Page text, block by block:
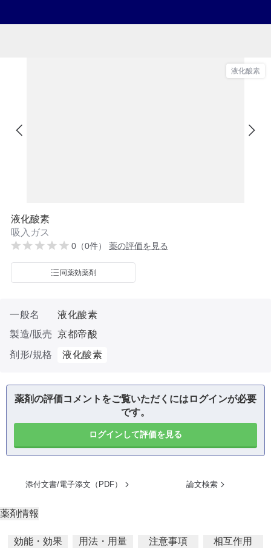
液化酸素
液化酸素
吸入ガス
0（0件） 薬の評価を見る
同薬効薬剤
一般名
液化酸素
製造/販売 京都帝酸
剤形/規格
液化酸素
薬剤の評価コメントをご覧いただくにはログインが必要
です。
ログインして評価を見る
添付文書/電子添文（PDF） 論文検索
薬剤情報
効能・効果 用法・用量 注意事項
相互作用